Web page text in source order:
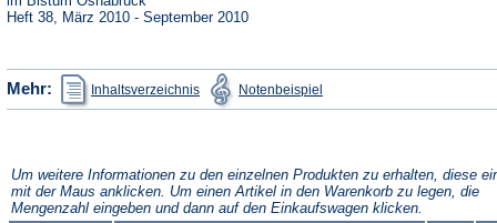
Tab)
Heft 38, März 2010 - September 2010
Mehr: Inhaltsverzeichnis
(Öffnet
in
einem
Notenbeispiel in
einem
Um weitere Informationen zu den einzelnen Produkten zu erhalten, diese
mit der Maus anklicken. Um einen Artikel in den Warenkorb zu legen, die
Mengenzahl eingeben und dann auf den Einkaufswagen klicken.